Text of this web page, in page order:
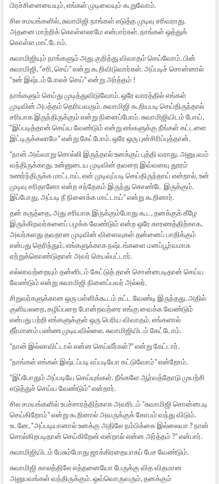
பிரச்சினையையும், எங்கள் முடிவையும் கூறுவோம்.
சில சமயங்களில், சுவாமிஜி நாங்கள் எடுத்த முடிவு சரிவராது.
அதனை மாற்றிக் கொள்ளலாமே என்பார்கள். நாங்கள் ஒத்துக்
கொள்ள மாட்டோம்.
சுவாமிஜியும் நாங்களும் அது குறித்து விவாதம் செய்வோம். பின்
சுவாமிஜி, “சரி, செய்” என்று கூறிவிடுவார்கள். அப்படிச் சொன்னால்
“உன் இஷ்டம் போலச் செய்” என்று அர்த்தம் !
நாங்களும் செய்து முடித்துவிடுவோம். ஒரே வாரத்தில் எங்கள்
முடிவின் அபத்தம் தெரியவரும். சுவாமிஜி கூறியபடி செய்திருந்தால்
சரியாக இருந்திருக்கும் என்று நினைப்போம். சுவாமிஜியிடம் போய்,
“இப்படித்தான் செய்ய வேண்டும் என்று எங்களுக்கு நீங்கள் கட்டளை
இட்டிருக்கலாமே” என்று கேட்போம். ஒரே ஒரு புன்சிரிப்புத்தான்.
“நான் அவ்வாறு சொல்லி இருந்தால் உனக்குப் புத்தி வராது. அனுபவம்
வந்திருக்காது. உன்னுடைய முடிவின் தவறை இவ்வளவு தூரம்
உணர்ந்திருக்க மாட்டாய். என் முடிவுப்படி செய்திருந்தாய் என்றால், உன்
முடிவு சரிதானோ என்ற சந்தேகம் இருந்து கொண்டே இருக்கும்.
இப்போது, அப்படி நீ நினைக்க மாட்டாய்” என்று கூறினார்.
தன் கருத்தை, அது சரியாக இருக்கும்போது கூட, தனக்குக் கீழே
இருக்கிறவர்களைப் பழக்க வேண்டும் என்ற ஒரே காரணத்திற்காக,
அவர்களது தவறான முடிவின் விளைவுகள் தன்னைப் பாதிக்கும்
என்பது தெரிந்தும், எங்களுக்காக நஷ்டங்களை மனப்பூர்வமாக
ஏற்றுக்கொண்டுதான் அவர் செயல்பட்டார்.
எல்லாவற்றையும் தன்னிடம் கேட்டுத் தான் சொன்னபடிதான் செய்ய
வேண்டும் என்று சுவாமிஜி நினைப்பவர் அல்லர்.
சிறுவர்களுக்கான ஒரு பள்ளிக்கூடம் கட்ட வேண்டி இருந்தது. அதில்
குளியலறை, கழிப்பறை போன்றவற்ரை எங்கு வைக்க வேண்டும்
என்பது பற்றி எங்களுக்குள் ஒரு பெரிய விவாதம். எங்களால்
தீர்மானம் பண்ண முடியவில்லை. சுவாமிஜியிடம் கேட்டோம்.
“நான் இல்லாவிட்டால் என்ன செய்வீர்கள்?” என்று கேட்டார்.
“நாங்கள் எங்கள் இஷ்டப்படி எப்படியோ கட்டுவோம்” என்றோம்.
“இப்போதும் அப்படியே செய்யுங்கள். நீங்களே ஆர்வத்தோடு முயற்சி
எடுத்துச் செய்ய வேண்டும்” என்றார்.
சில சமயங்களில் உபச்சாரத்திற்காக அவரிடம் “சுவாமிஜி சொன்னபடி
செய்கிறோம்” என்று கூறினால் அவருக்குக் கோபம் வந்து விடும்.
உடனே, “அப்படியானால் உனக்கு அதிலே நம்பிக்கை இல்லையா ? நான்
சொல்கிறபடிதான் செய்கிறேன் என்றால் என்ன அர்த்தம் ?” என்பார்.
சுவாமிஜியிடம் பேசும்போது ஜாக்கிரதையாகப் பேச வேண்டும்.
சுவாமிஜி காலத்திலே எத்தனையோ பேருக்கு வித விதமான
அனுபவங்கள் வந்திருக்கும். ஒவ்வொருவரும், தனக்கும்